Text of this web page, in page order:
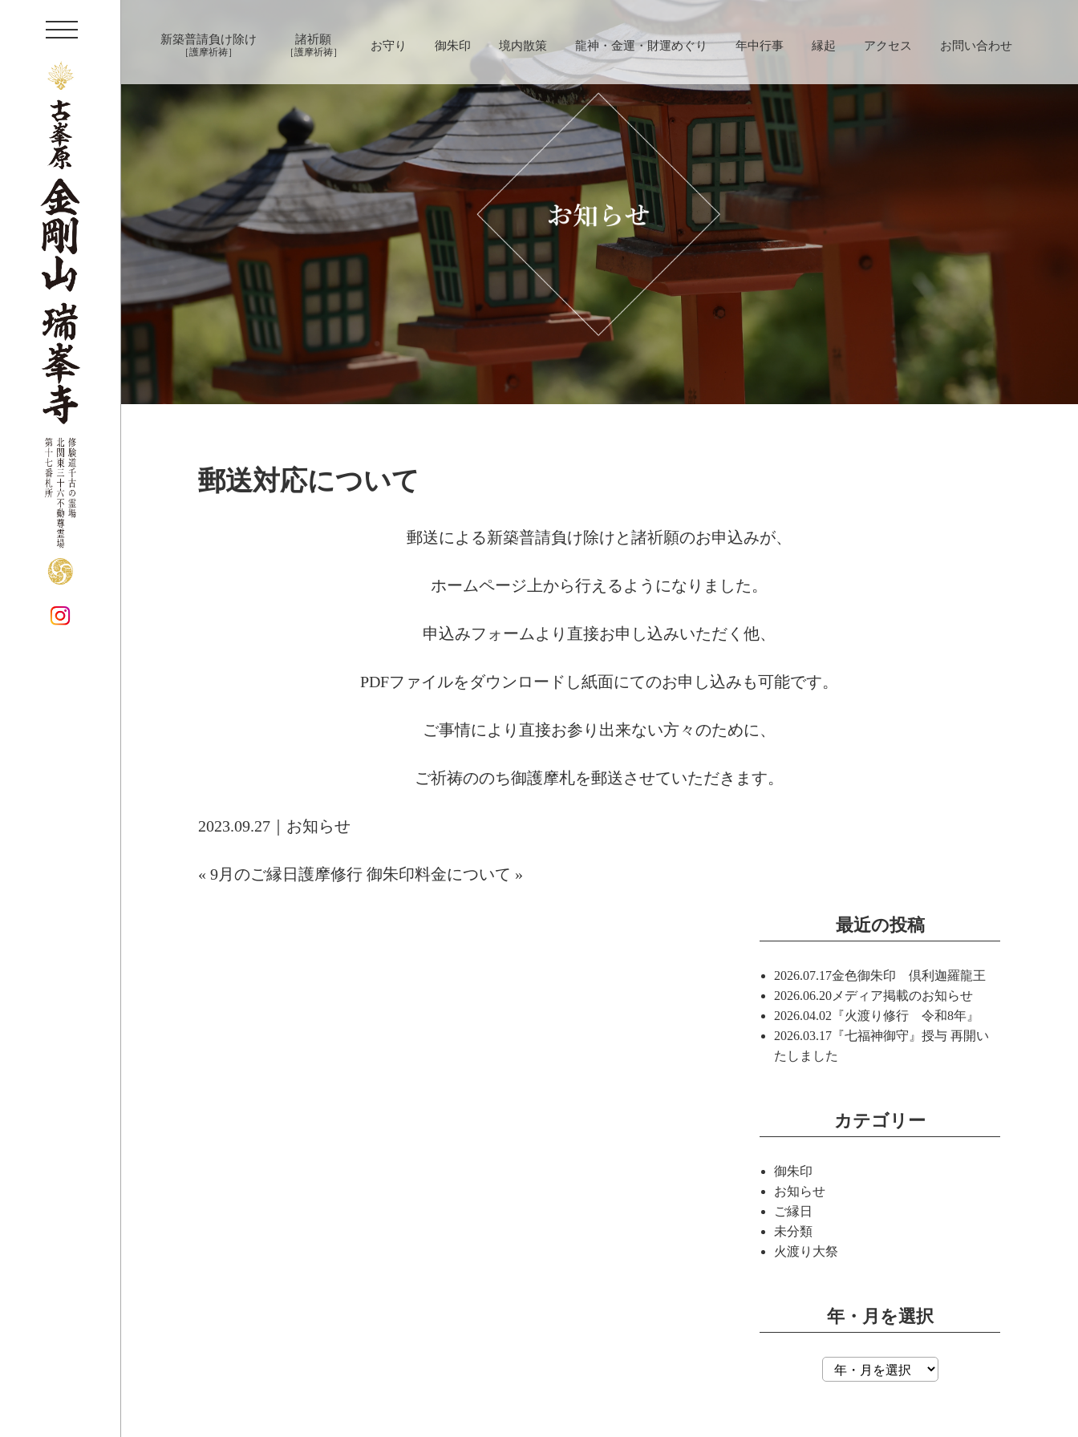
t
g
g
l
e
n
a
v
i
g
a
t
i
o
n
新築普請負け除け
［護摩祈祷］
諸祈願
［護摩祈祷］
お守り 御朱印 境内散策 龍神・金運・財運めぐり 年中行事 縁起 アクセス お問い合わせ
郵送対応について
郵送による新築普請負け除けと諸祈願のお申込みが、
ホームページ上から行えるようになりました。
申込みフォームより直接お申し込みいただく他、
PDFファイルをダウンロードし紙面にてのお申し込みも可能です。
ご事情により直接お参り出来ない方々のために、
ご祈祷ののち御護摩札を郵送させていただきます。
2023.09.27｜ お知らせ
« 9月のご縁日護摩修行 御朱印料金について »
最近の投稿
2026.07.17金色御朱印 倶利迦羅龍王
2026.06.20 メディア掲載のお知らせ
2026.04.02 『火渡り修行 令和8年』
2026.03.17 『七福神御守』授与 再開い
たしました
カテゴリー
御朱印
お知らせ
ご縁日
未分類
火渡り大祭
年・月を選択